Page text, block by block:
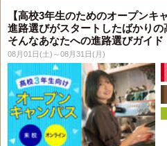
【高校3年生のためのオープンキ
進路選びがスタートしたばかりの
そんなあなたへの進路選びガイド
08月01日(土)～08月31日(月)